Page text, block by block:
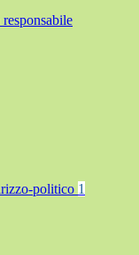
politico 1